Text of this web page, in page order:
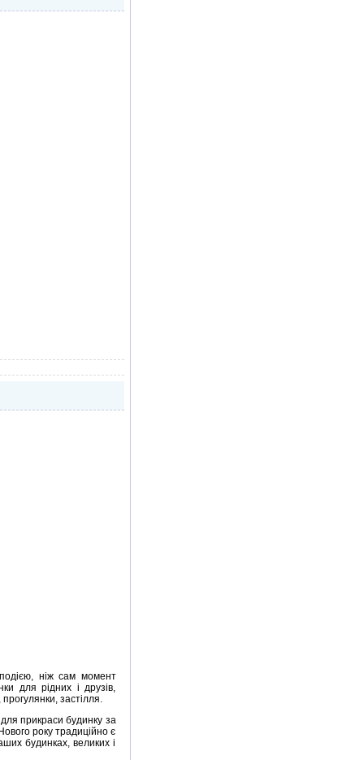
ніж сам момент
для рідних і друзів,
застілля.
прикраси будинку за
року традиційно є
будинках, великих і